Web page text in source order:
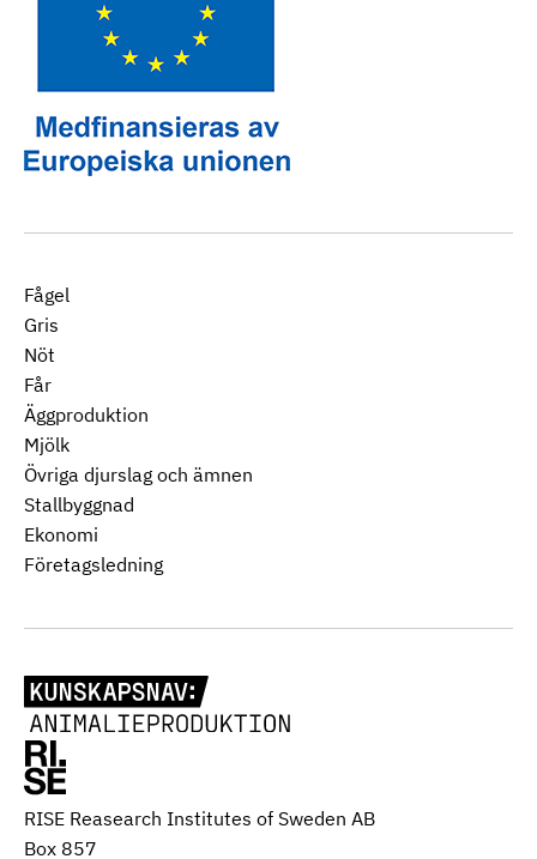
RISE Reasearch Institutes of Sweden AB
Box 857
Fågel
Gris
Nöt
Får
Äggproduktion
Mjölk
Övriga djurslag och ämnen
Stallbyggnad
Ekonomi
Företagsledning